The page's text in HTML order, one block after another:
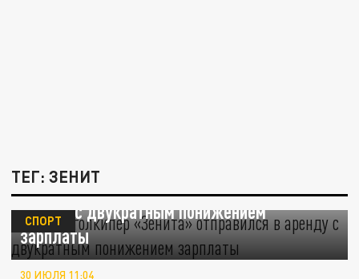
ТЕГ: ЗЕНИТ
Почему голкипер «Зенита» отправился в
аренду с двукратным понижением
зарплаты
СПОРТ
30 ИЮЛЯ 11:04